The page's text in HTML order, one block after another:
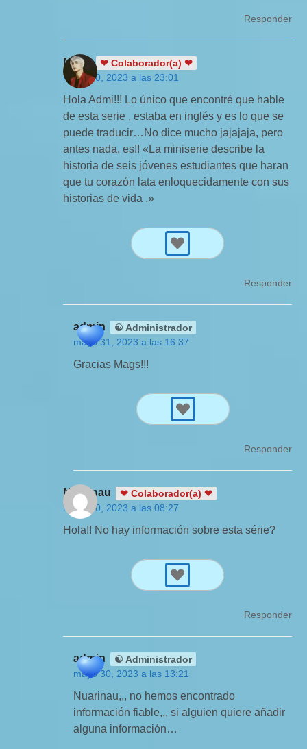
Responder
Mags
❤ Colaborador(a) ❤
mayo 30, 2023 a las 23:01
Hola Admi!!! Lo único que encontré que hable
de esta serie , estaba en inglés y es lo que se
puede traducir…No dice mucho jajajaja, pero
antes nada, es!! «La miniserie describe la
historia de seis jóvenes estudiantes que haran
que tu corazón lata enloquecidamente con sus
historias de vida .»
Responder
admin
☯ Administrador
mayo 31, 2023 a las 16:37
Gracias Mags!!!
Responder
Nuarinau
❤ Colaborador(a) ❤
mayo 30, 2023 a las 08:27
Hola!! No hay información sobre esta série?
Responder
admin
☯ Administrador
mayo 30, 2023 a las 13:21
Nuarinau,,, no hemos encontrado
información fiable,,, si alguien quiere añadir
alguna información…